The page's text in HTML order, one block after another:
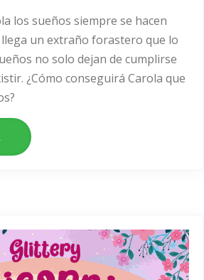
los sueños siempre se hacen
un extraño forastero que lo
no solo dejan de cumplirse
¿Cómo conseguirá Carola que